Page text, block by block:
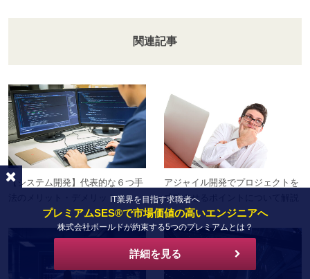
関連記事
【システム開発】代表的な６つ手
法のメリット・デメリット
アジャイル開発でプロジェクトを
成功させるポイントについて解説
IT業界を目指す求職者へ
プレミアムSES®で市場価値の高いエンジニアへ
株式会社ボールドが約束する5つのプレミアムとは？
詳細を見る